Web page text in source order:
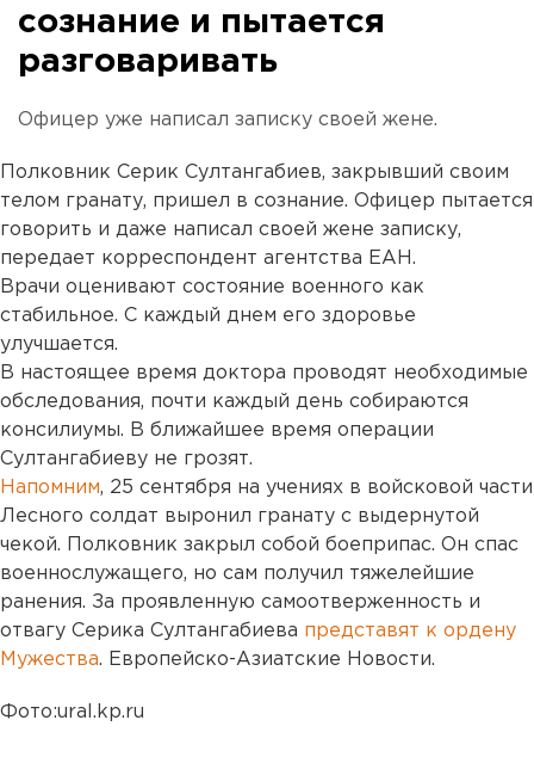
сознание и пытается
разговаривать
Офицер уже написал записку своей жене.
Полковник Серик Султангабиев, закрывший своим
телом гранату, пришел в сознание. Офицер пытается
говорить и даже написал своей жене записку,
передает корреспондент агентства ЕАН.
Врачи оценивают состояние военного как
стабильное. С каждый днем его здоровье
улучшается.
В настоящее время доктора проводят необходимые
обследования, почти каждый день собираются
консилиумы. В ближайшее время операции
Султангабиеву не грозят.
Напомним, 25 сентября на учениях в войсковой части
Лесного солдат выронил гранату с выдернутой
чекой. Полковник закрыл собой боеприпас. Он спас
военнослужащего, но сам получил тяжелейшие
ранения. За проявленную самоотверженность и
отвагу Серика Султангабиева представят к ордену
Мужества. Европейско-Азиатские Новости.
Фото:ural.kp.ru